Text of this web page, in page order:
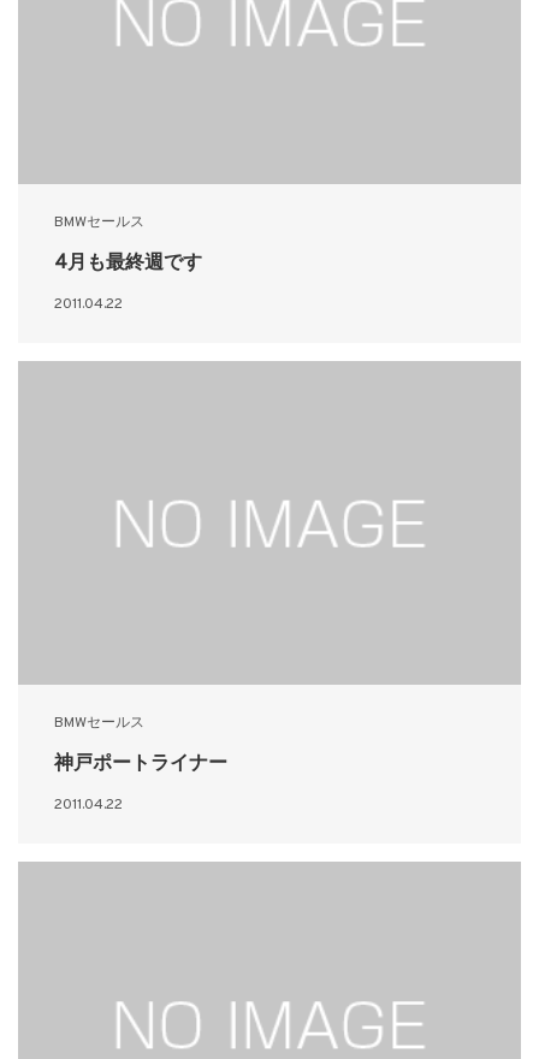
BMWセールス
4月も最終週です
2011.04.22
BMWセールス
神戸ポートライナー
2011.04.22